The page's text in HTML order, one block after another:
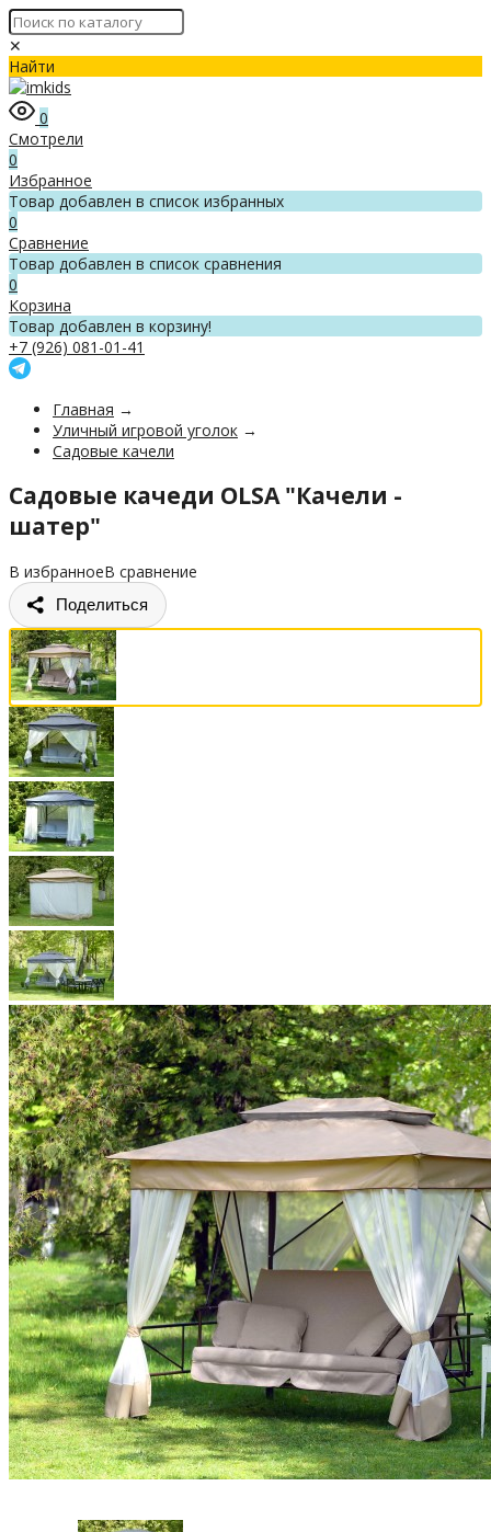
✕
Найти
0
Смотрели
0
Избранное
Товар добавлен в список избранных
0
Сравнение
Товар добавлен в список сравнения
0
Корзина
Товар добавлен в корзину!
+7 (926) 081-01-41
Главная →
Уличный игровой уголок →
Садовые качели
Садовые качеди OLSA "Качели -
шатер"
В избранноеВ сравнение
Поделиться